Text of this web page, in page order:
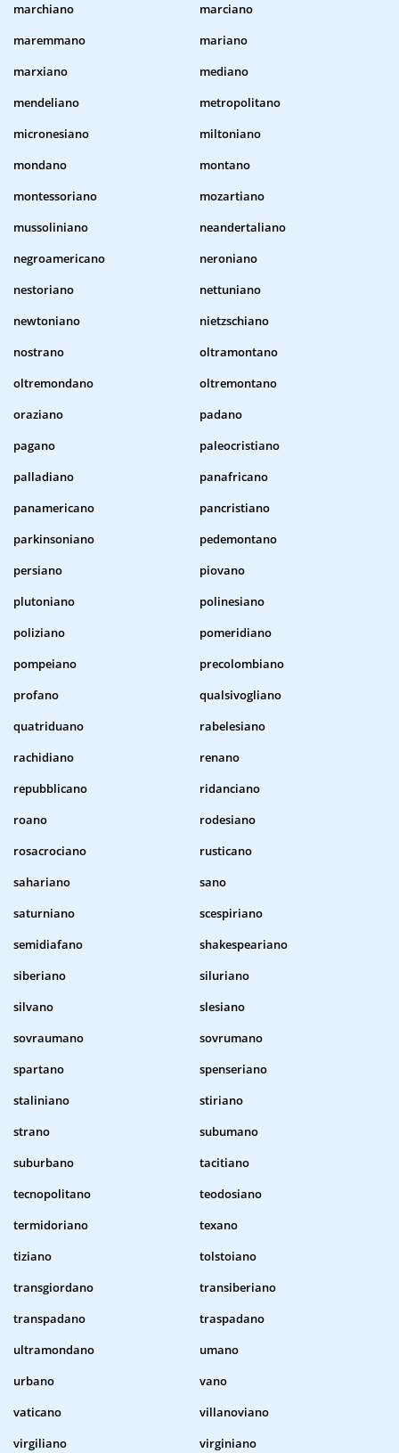
marchiano
marciano
maremmano
mariano
marxiano
mediano
mendeliano
metropolitano
micronesiano
miltoniano
mondano
montano
montessoriano
mozartiano
mussoliniano
neandertaliano
negroamericano
neroniano
nestoriano
nettuniano
newtoniano
nietzschiano
nostrano
oltramontano
oltremondano
oltremontano
oraziano
padano
pagano
paleocristiano
palladiano
panafricano
panamericano
pancristiano
parkinsoniano
pedemontano
persiano
piovano
plutoniano
polinesiano
poliziano
pomeridiano
pompeiano
precolombiano
profano
qualsivogliano
quatriduano
rabelesiano
rachidiano
renano
repubblicano
ridanciano
roano
rodesiano
rosacrociano
rusticano
sahariano
sano
saturniano
scespiriano
semidiafano
shakespeariano
siberiano
siluriano
silvano
slesiano
sovraumano
sovrumano
spartano
spenseriano
staliniano
stiriano
strano
subumano
suburbano
tacitiano
tecnopolitano
teodosiano
termidoriano
texano
tiziano
tolstoiano
transgiordano
transiberiano
transpadano
traspadano
ultramondano
umano
urbano
vano
vaticano
villanoviano
virgiliano
virginiano